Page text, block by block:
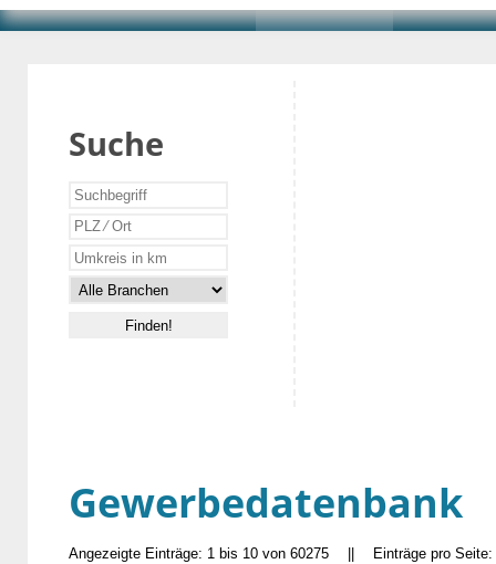
Suche
Gewerbedatenbank
Angezeigte Einträge: 1 bis 10 von 60275 Einträge pro Seite: